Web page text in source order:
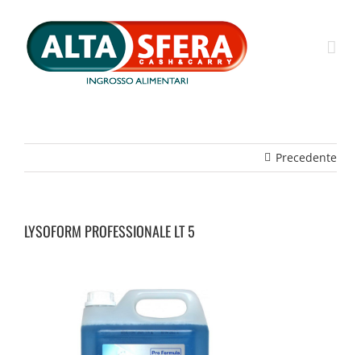
contenuto
Precedente
LYSOFORM PROFESSIONALE LT 5